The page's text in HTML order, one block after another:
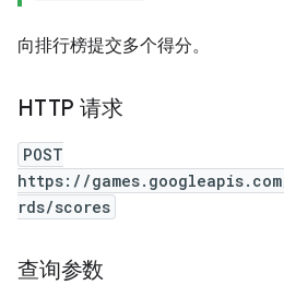
向排行榜提交多个得分。
HTTP 请求
POST
https://
rds/scores
查询参数